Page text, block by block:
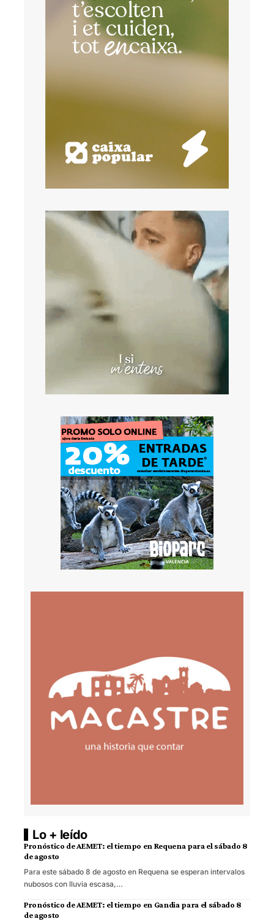
Lo + leído
Pronóstico de AEMET: el tiempo en Requena para el sábado 8
de agosto
Para este sábado 8 de agosto en Requena se esperan intervalos
nubosos con lluvia escasa,…
Pronóstico de AEMET: el tiempo en Gandia para el sábado 8
de agosto